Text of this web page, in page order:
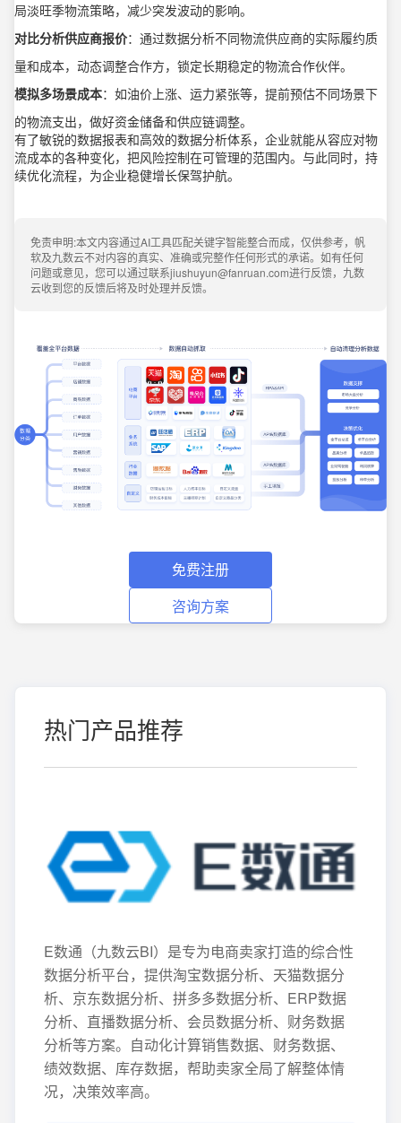
局淡旺季物流策略，减少突发波动的影响。
对比分析供应商报价：通过数据分析不同物流供应商的实际履约质
量和成本，动态调整合作方，锁定长期稳定的物流合作伙伴。
模拟多场景成本：如油价上涨、运力紧张等，提前预估不同场景下
的物流支出，做好资金储备和供应链调整。
有了敏锐的数据报表和高效的数据分析体系，企业就能从容应对物
流成本的各种变化，把风险控制在可管理的范围内。与此同时，持
续优化流程，为企业稳健增长保驾护航。
免责申明:本文内容通过AI工具匹配关键字智能整合而成，仅供参考，帆
软及九数云不对内容的真实、准确或完整作任何形式的承诺。如有任何
问题或意见，您可以通过联系jiushuyun@fanruan.com进行反馈，九数
云收到您的反馈后将及时处理并反馈。
免费注册
咨询方案
热门产品推荐
E数通（九数云BI）是专为电商卖家打造的综合性
数据分析平台，提供淘宝数据分析、天猫数据分
析、京东数据分析、拼多多数据分析、ERP数据
分析、直播数据分析、会员数据分析、财务数据
分析等方案。自动化计算销售数据、财务数据、
绩效数据、库存数据，帮助卖家全局了解整体情
况，决策效率高。